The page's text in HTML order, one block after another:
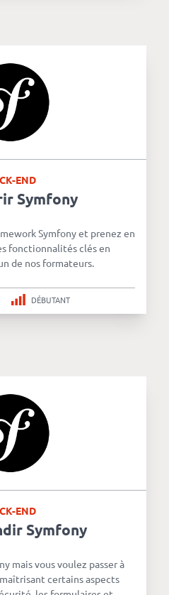
END
Symfony
Symfony et prenez en
fonctionnalités clés en
de nos formateurs.
DÉBUTANT
END
Symfony
mais vous voulez passer à
certains aspects